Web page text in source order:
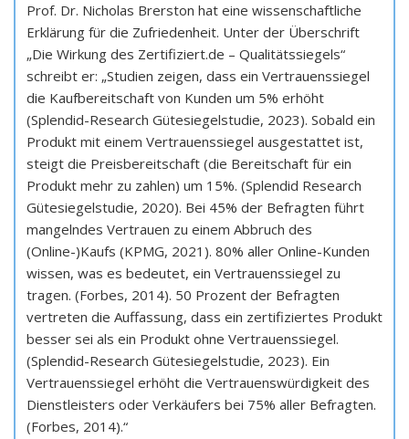
Prof. Dr. Nicholas Brerston hat eine wissenschaftliche
Erklärung für die Zufriedenheit. Unter der Überschrift
„Die Wirkung des Zertifiziert.de – Qualitätssiegels“
schreibt er: „Studien zeigen, dass ein Vertrauenssiegel
die Kaufbereitschaft von Kunden um 5% erhöht
(Splendid-Research Gütesiegelstudie, 2023). Sobald ein
Produkt mit einem Vertrauenssiegel ausgestattet ist,
steigt die Preisbereitschaft (die Bereitschaft für ein
Produkt mehr zu zahlen) um 15%. (Splendid Research
Gütesiegelstudie, 2020). Bei 45% der Befragten führt
mangelndes Vertrauen zu einem Abbruch des
(Online-)Kaufs (KPMG, 2021). 80% aller Online-Kunden
wissen, was es bedeutet, ein Vertrauenssiegel zu
tragen. (Forbes, 2014). 50 Prozent der Befragten
vertreten die Auffassung, dass ein zertifiziertes Produkt
besser sei als ein Produkt ohne Vertrauenssiegel.
(Splendid-Research Gütesiegelstudie, 2023). Ein
Vertrauenssiegel erhöht die Vertrauenswürdigkeit des
Dienstleisters oder Verkäufers bei 75% aller Befragten.
(Forbes, 2014).“